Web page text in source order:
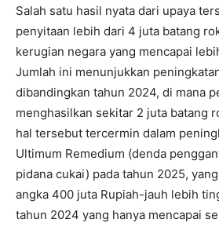
Salah satu hasil nyata dari upaya
penyitaan lebih dari 4 juta batang
kerugian negara yang mencapai
Jumlah ini menunjukkan
dibandingkan tahun 2024, di mana
menghasilkan sekitar 2 juta batang
hal tersebut tercermin dalam
Ultimum Remedium (denda
pidana cukai) pada tahun 2025,
angka 400 juta Rupiah-jauh lebih
tahun 2024 yang hanya mencapai